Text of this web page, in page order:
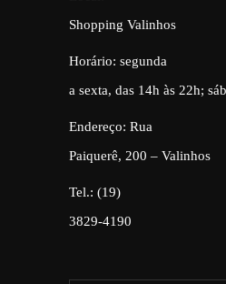
Shopping Valinhos
Horário: segunda
a sexta, das 14h às 22h;
Endereço: Rua
Paiquerê, 200 – Valinhos
Tel.: (19)
3829-4190